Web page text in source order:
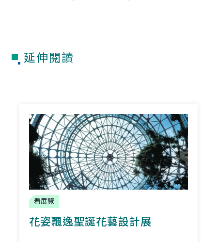
延伸閱讀
看展覽
花姿飄逸聖誕花藝設計展